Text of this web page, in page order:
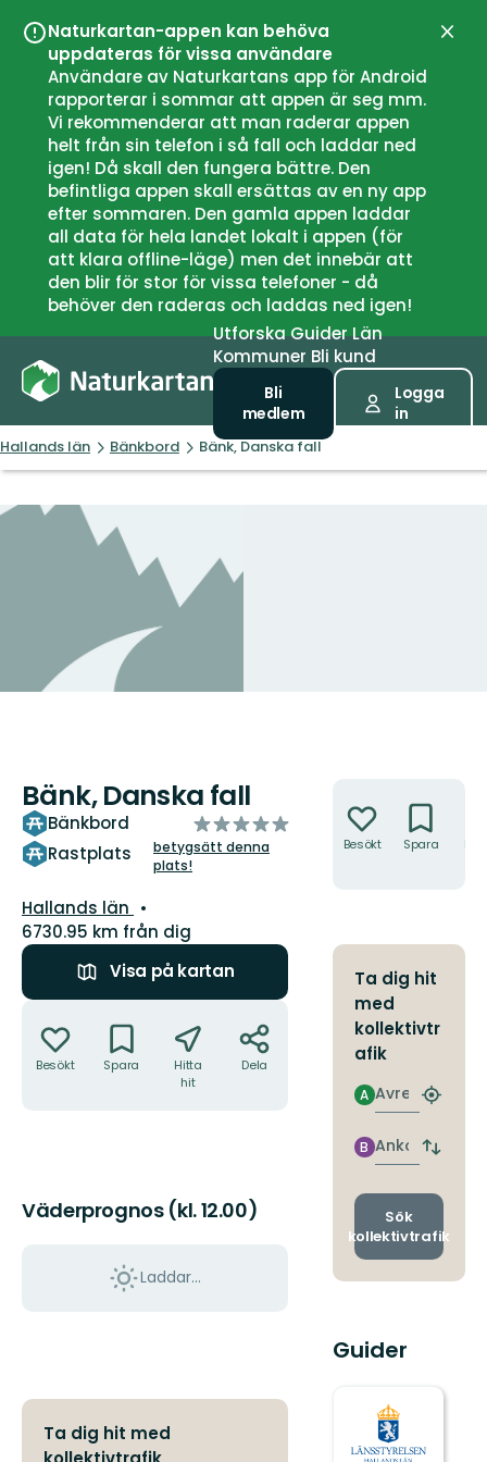
Naturkartan-appen kan behöva
uppdateras för vissa användare
Användare av Naturkartans app för Android
rapporterar i sommar att appen är seg mm.
Vi rekommenderar att man raderar appen
helt från sin telefon i så fall och laddar ned
igen! Då skall den fungera bättre. Den
befintliga appen skall ersättas av en ny app
efter sommaren. Den gamla appen laddar
all data för hela landet lokalt i appen (för
att klara offline-läge) men det innebär att
den blir för stor för vissa telefoner - då
behöver den raderas och laddas ned igen!
UtforskaGuiderLän
Kommuner Bli kund
Bli
medlem
Logga
in
Hallands län Bänkbord Bänk, Danska fall
Bänk, Danska fall
Bänkbord
Rastplats
av
5
stjärnor
betygsätt denna
plats!
Län:
Hallands län
6730.95 km från dig
Visa på kartan
Besökt Spara
Hitta
hit
Dela
Väderprognos (kl. 12.00)
Laddar...
Ta dig hit med
Besökt Spara
Ta dig hit
med
kollektivtr
afik
Avresa
A
Hitta
Ankomst
B
Byt
och
Sök
kollektivtrafik
Guider